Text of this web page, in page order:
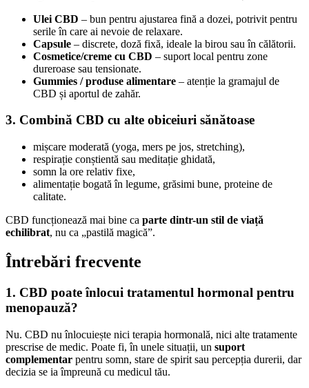
Ulei CBD – bun pentru ajustarea fină a dozei, potrivit pentru
serile în care ai nevoie de relaxare.
Capsule – discrete, doză fixă, ideale la birou sau în călătorii.
Cosmetice/creme cu CBD – suport local pentru zone
dureroase sau tensionate.
Gummies / produse alimentare – atenție la gramajul de
CBD și aportul de zahăr.
3. Combină CBD cu alte obiceiuri sănătoase
mișcare moderată (yoga, mers pe jos, stretching),
respirație conștientă sau meditație ghidată,
somn la ore relativ fixe,
alimentație bogată în legume, grăsimi bune, proteine de
calitate.
CBD funcționează mai bine ca parte dintr-un stil de viață
echilibrat, nu ca „pastilă magică”.
Întrebări frecvente
1. CBD poate înlocui tratamentul hormonal pentru
menopauză?
Nu. CBD nu înlocuiește nici terapia hormonală, nici alte tratamente
prescrise de medic. Poate fi, în unele situații, un suport
complementar pentru somn, stare de spirit sau percepția durerii, dar
decizia se ia împreună cu medicul tău.